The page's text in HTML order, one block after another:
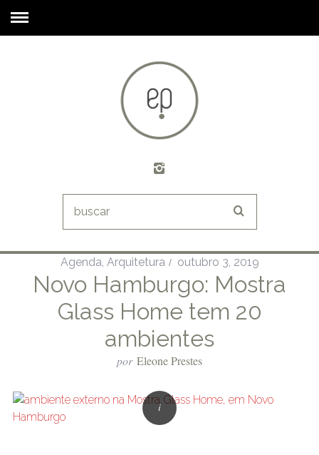
Agenda Arquitetura outubro 3, 2019
Novo Hamburgo: Mostra
Glass Home tem 20
ambientes
por Eleone Prestes